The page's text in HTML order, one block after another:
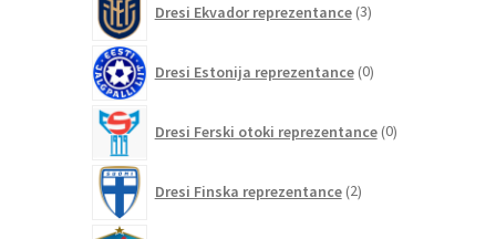
Dresi Ekvador reprezentance 3izdelki
Dresi Estonija reprezentance 0izdelkov
Dresi Ferski otoki reprezentance 0izdelkov
Dresi Finska reprezentance 2izdelka